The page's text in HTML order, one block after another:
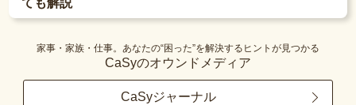
ても解説
家事・家族・仕事。あなたの“困った”を解決するヒントが見つかる
CaSyのオウンドメディア
CaSyジャーナル